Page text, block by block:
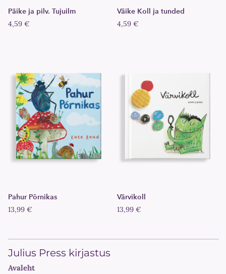
Päike ja pilv. Tujuilm
4,59 €
Väike Koll ja tunded
4,59 €
Pahur Põrnikas
13,99 €
Värvikoll
13,99 €
Julius Press kirjastus
Avaleht